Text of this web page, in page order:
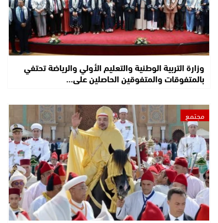
وزارة التربية الوطنية والتعليم الأولي والرياضة تحتفي
بالمتفوقات والمتفوقين الحاصلين على…
مجتمع